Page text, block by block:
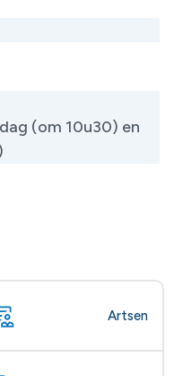
(om 10u30) en
Artsen